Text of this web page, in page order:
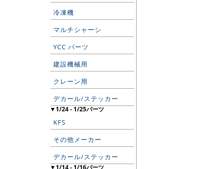
冷凍機
マルチシャーシ
YCC パーツ
建設機械用
クレーン用
デカール/ステッカー
▼1/24 - 1/25パーツ
KFS
その他メーカー
デカール/ステッカー
▼1/14 - 1/16パーツ